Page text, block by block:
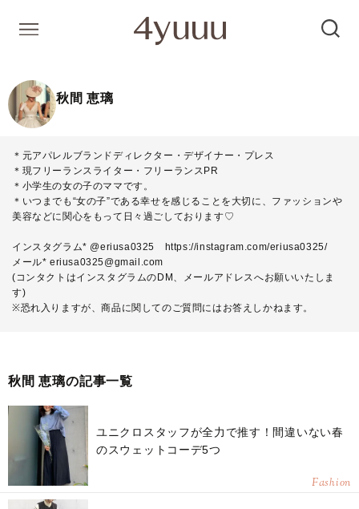
秋間 恵璃
＊元アパレルブランドディレクター・デザイナー・プレス
＊現フリーランスライター・フリーランスPR
＊小学生の女の子のママです。
＊いつまでも“女の子”である幸せを感じることを大切に、ファッションや
美容などに関心をもって日々過ごしております♡
インスタグラム* @eriusa0325
https://instagram.com/eriusa0325/
メール* eriusa0325@gmail.com
(コンタクトはインスタグラムのDM、メールアドレスへお願いいたしま
す)
※恐れ入りますが、商品に関してのご質問にはお答えしかねます。
秋間 恵璃の記事一覧
ユニクロスタッフが全力で推す！間違いない春
のスウェットコーデ5つ
Fashion